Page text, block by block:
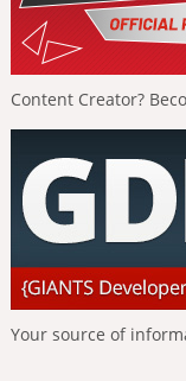
Content Creator?
Your source of